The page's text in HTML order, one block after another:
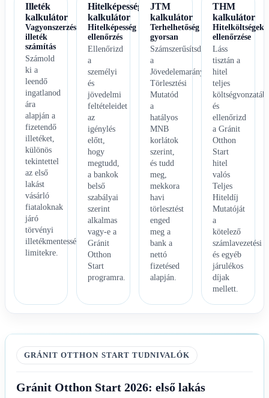
Illeték
kalkulátor
Vagyonszerzési
illeték
számítás
Számold
ki a
leendő
ingatlanod
ára
alapján a
fizetendő
illetéket,
különös
tekintettel
az első
lakást
vásárló
fiataloknak
járó
törvényi
illetékmentességi
limitekre.
Hitelképesség
kalkulátor
Hitelképesség
ellenőrzés
Ellenőrizd
a
személyi
és
jövedelmi
feltételeidet
az
igénylés
előtt,
hogy
megtudd,
a bankok
belső
szabályai
szerint
alkalmas
vagy-e a
Gránit
Otthon
Start
programra.
JTM
kalkulátor
Terhelhetőség
gyorsan
Számszerűsítsd
a
Jövedelemarányos
Törlesztési
Mutatód
a
hatályos
MNB
korlátok
szerint,
és tudd
meg,
mekkora
havi
törlesztést
enged
meg a
bank a
nettó
fizetésed
alapján.
THM
kalkulátor
Hitelköltségek
ellenőrzése
Láss
tisztán a
hitel
teljes
és
ellenőrizd
a Gránit
Otthon
Start
hitel
valós
Teljes
Hiteldíj
Mutatóját
a
kötelező
számlavezetési
és egyéb
járulékos
díjak
mellett.
GRÁNIT OTTHON START TUDNIVALÓK
Gránit Otthon Start 2026: első lakás